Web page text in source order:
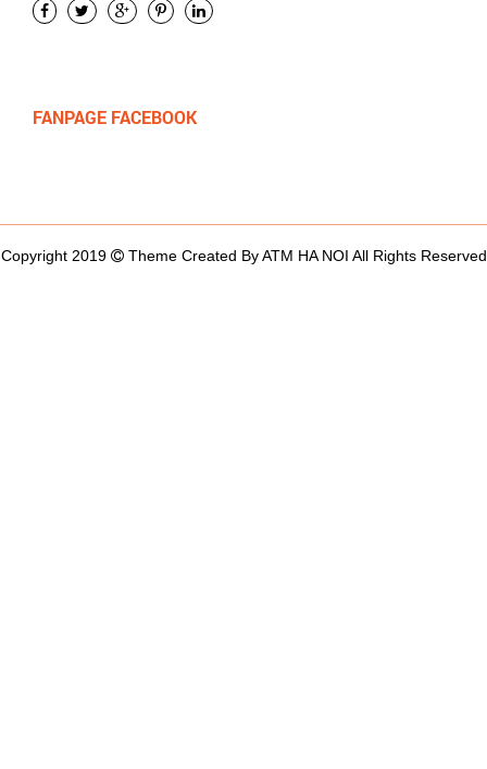
FANPAGE FACEBOOK
Copyright 2019 Theme Created By ATM HA NOI All Rights Reserved